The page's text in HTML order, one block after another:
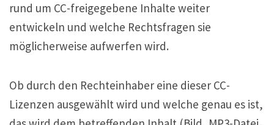
rund um CC-freigegebene Inhalte weiter
entwickeln und welche Rechtsfragen sie
möglicherweise aufwerfen wird.
Ob durch den Rechteinhaber eine dieser CC-
Lizenzen ausgewählt wird und welche genau es ist,